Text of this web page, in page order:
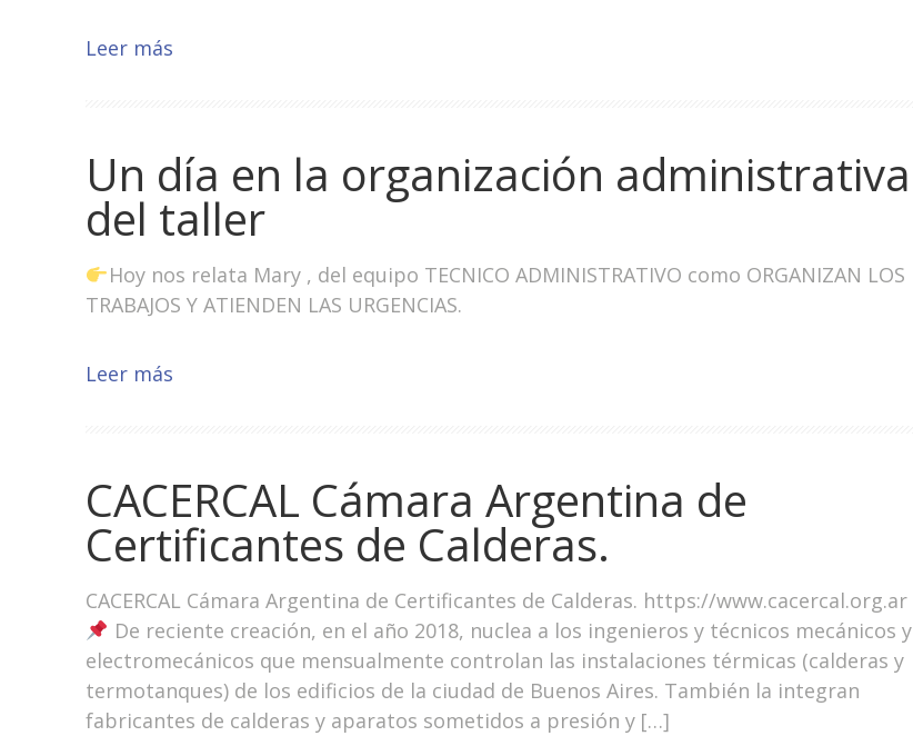
Leer más
Un día en la organización administrativa
del taller
Hoy nos relata Mary , del equipo TECNICO ADMINISTRATIVO como ORGANIZAN LOS
TRABAJOS Y ATIENDEN LAS URGENCIAS.
Leer más
CACERCAL Cámara Argentina de
Certificantes de Calderas.
CACERCAL Cámara Argentina de Certificantes de Calderas. https://www.cacercal.org.ar
De reciente creación, en el año 2018, nuclea a los ingenieros y técnicos mecánicos y
electromecánicos que mensualmente controlan las instalaciones térmicas (calderas y
termotanques) de los edificios de la ciudad de Buenos Aires. También la integran
fabricantes de calderas y aparatos sometidos a presión y […]